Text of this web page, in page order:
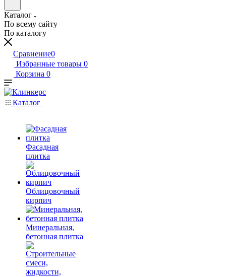
Каталог
По всему сайту
По каталогу
Сравнение0
Избранные товары 0
Корзина 0
Каталог
Фасадная
плитка
Облицовочный
кирпич
Минеральная,
бетонная плитка